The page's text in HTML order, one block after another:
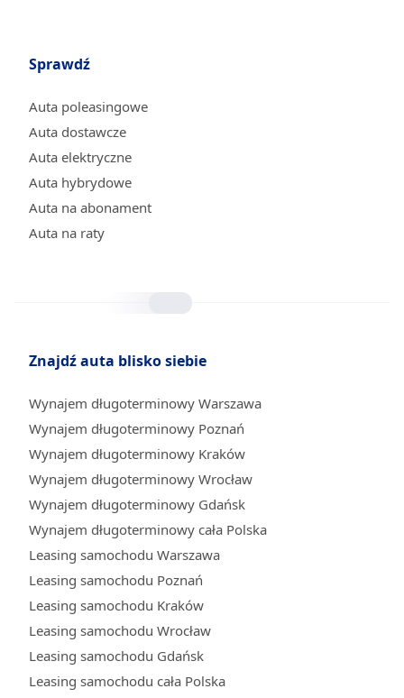
Sprawdź
Auta poleasingowe
Auta dostawcze
Auta elektryczne
Auta hybrydowe
Auta na abonament
Auta na raty
Znajdź auta blisko siebie
Wynajem długoterminowy Warszawa
Wynajem długoterminowy Poznań
Wynajem długoterminowy Kraków
Wynajem długoterminowy Wrocław
Wynajem długoterminowy Gdańsk
Wynajem długoterminowy cała Polska
Leasing samochodu Warszawa
Leasing samochodu Poznań
Leasing samochodu Kraków
Leasing samochodu Wrocław
Leasing samochodu Gdańsk
Leasing samochodu cała Polska